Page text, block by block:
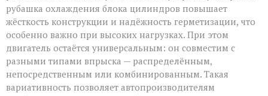
рубашка охлаждения блока цилиндров повышает
жёсткость конструкции и надёжность герметизации, что
особенно важно при высоких нагрузках. При этом
двигатель остаётся универсальным: он совместим с
разными типами впрыска — распределённым,
непосредственным или комбинированным. Такая
вариативность позволяет автопроизводителям